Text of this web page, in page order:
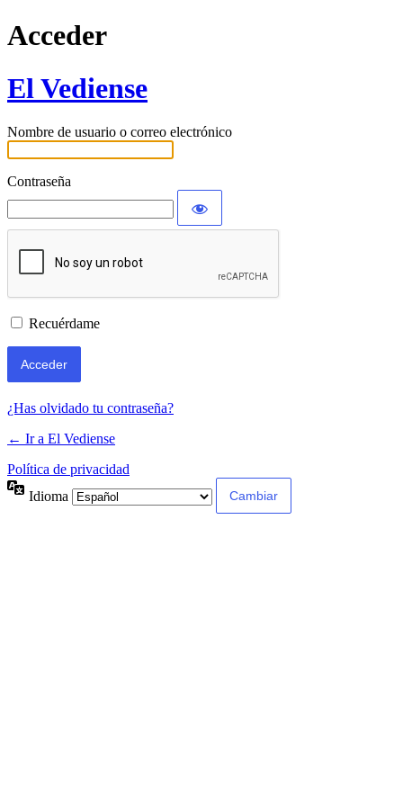
Acceder
El Vediense
Nombre de usuario o correo electrónico
Contraseña
Recuérdame
¿Has olvidado tu contraseña?
← Ir a El Vediense
Política de privacidad
Idioma